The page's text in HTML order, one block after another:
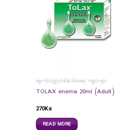
ခန္ဓာကိုယ်ပြုပြင်ထိန်းသိမ်းရေး ပစ္စည်းများ
TOLAX enema 20ml (Adult)
270Ks
READ MORE